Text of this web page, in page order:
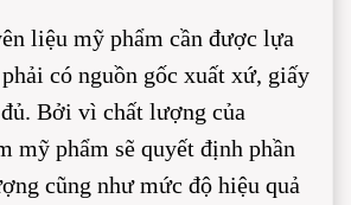
liệu mỹ phẩm cần được lựa
có nguồn gốc xuất xứ, giấy
Bởi vì chất lượng của
mỹ phẩm sẽ quyết định phần
cũng như mức độ hiệu quả